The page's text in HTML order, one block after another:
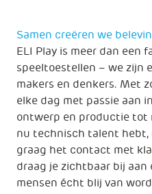
Samen creëren we
ELI Play is meer dan een
speeltoestellen – we zijn
makers en denkers. Met
elke dag met passie aan
ontwerp en productie tot
nu technisch talent
graag het contact met
draag je zichtbaar bij
mensen écht blij van